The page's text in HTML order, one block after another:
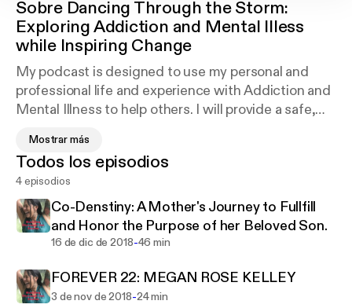
Sobre Dancing Through the Storm:
Exploring Addiction and Mental Illess
while Inspiring Change
My podcast is designed to use my personal and
professional life and experience with Addiction and
Mental Illness to help others. I will provide a safe,
who are affected by Addiction and Mental Illness. I
want everyone who hears my podcast to leave with
a better understanding of these issues and to know
that there are others fighting the same battles.
There will always be storms in life. Some storms
to get through them is to dance. For if you stop
dancing or finding joy, you will lose your light.
Mostrar más
Todos los episodios
4 episodios
Co-Denstiny: A Mother's Journey to Fullfill
and Honor the Purpose of her Beloved Son.
16 de dic de 2018-46 min
FOREVER 22: MEGAN ROSE KELLEY
3 de nov de 2018-24 min